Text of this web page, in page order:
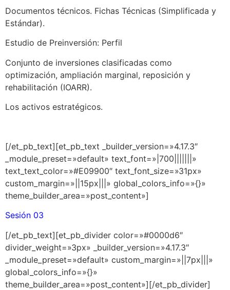
Documentos técnicos. Fichas Técnicas (Simplificada y
Estándar).
Estudio de Preinversión: Perfil
Conjunto de inversiones clasificadas como
optimización, ampliación marginal, reposición y
rehabilitación (IOARR).
Los activos estratégicos.
[/et_pb_text][et_pb_text _builder_version=»4.17.3″
_module_preset=»default» text_font=»|700|||||||»
text_text_color=»#E09900″ text_font_size=»31px»
custom_margin=»||15px|||» global_colors_info=»{}»
theme_builder_area=»post_content»]
Sesión 03
[/et_pb_text][et_pb_divider color=»#0000d6″
divider_weight=»3px» _builder_version=»4.17.3″
_module_preset=»default» custom_margin=»||7px|||»
global_colors_info=»{}»
theme_builder_area=»post_content»][/et_pb_divider]